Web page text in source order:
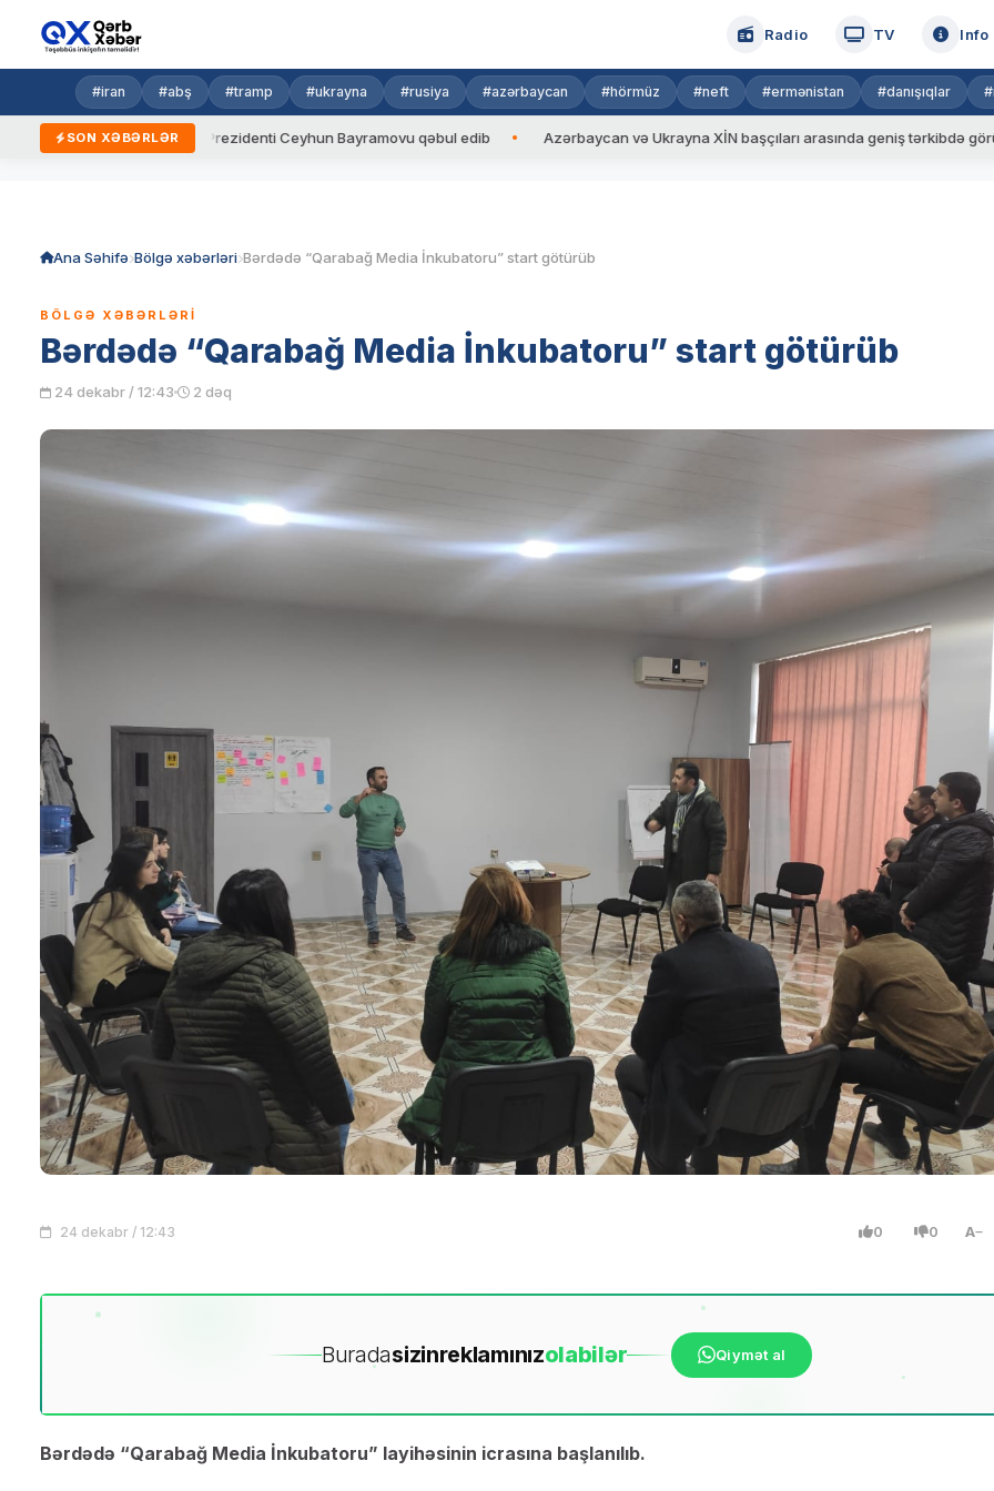
Radio TV Info
#iran #abş #tramp #ukrayna #rusiya #azərbaycan #hörmüz #neft #ermənistan #danışıqlar
SON XƏBƏRLƏR
Prezidenti Ceyhun Bayramovu qəbul edib Azərbaycan və Ukrayna XİN başçıları arasında geniş tərkibdə görüş keçirilib
Ana Səhifə Bölgə xəbərləri Bərdədə “Qarabağ Media İnkubatoru” start götürüb
BÖLGƏ XƏBƏRLƏRI
Bərdədə “Qarabağ Media İnkubatoru” start götürüb
24 dekabr / 12:43 2 dəq
24 dekabr / 12:43 0 0 A
Buradasizinreklamınızolabilər Qiymət al
Bərdədə “Qarabağ Media İnkubatoru” layihəsinin icrasına başlanılıb.